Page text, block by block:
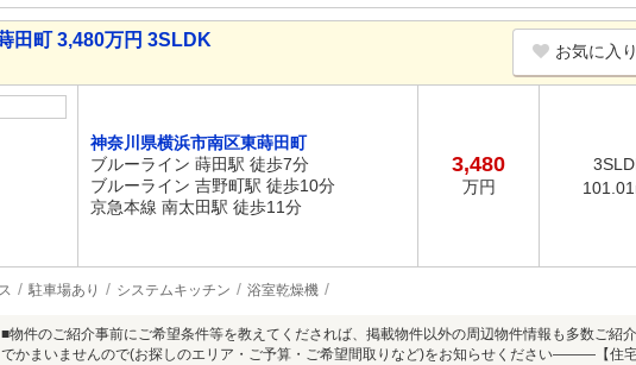
田町 3,480万円 3SLDK
お気に入
神奈川県横浜市南区東蒔田町
ブルーライン 蒔田駅 徒歩7分
ブルーライン 吉野町駅 徒歩10分
京急本線 南太田駅 徒歩11分
3,480
万円
駐車場あり システムキッチン 浴室乾燥機
■物件のご紹介事前にご希望条件等を教えてくだされば、掲載物件以外の周辺物件情報も多数ご紹
でかまいませんので(お探しのエリア・ご予算・ご希望間取りなど)をお知らせください―――【住宅